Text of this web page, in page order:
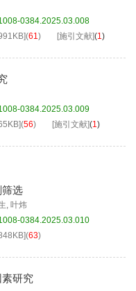
0384.2025.03.008
](61) [施引文献](1)
0384.2025.03.009
](56) [施引文献](1)
选
, 叶炜
0384.2025.03.010
](63)
研究